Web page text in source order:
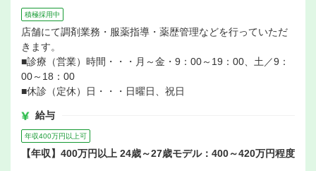
積極採用中
店舗にて調剤業務・服薬指導・薬歴管理などを行っていただ
きます。
■診療（営業）時間・・・月～金・9：00～19：00、土／9：
00～18：00
■休診（定休）日・・・日曜日、祝日
給与
年収400万円以上可
【年収】400万円以上 24歳～27歳モデル：400～420万円程度